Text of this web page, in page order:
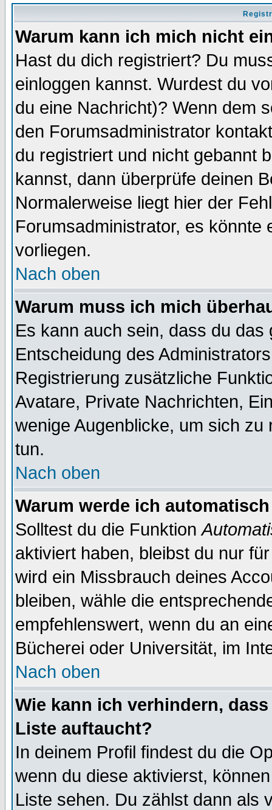
Warum kann ich mich nicht
Hast du dich registriert? Du
einloggen kannst. Wurdest du
du eine Nachricht)? Wenn dem
den Forumsadministrator
du registriert und nicht gebannt
kannst, dann überprüfe deinen
Normalerweise liegt hier der
Forumsadministrator, es könnte
vorliegen.
Nach oben
Warum muss ich mich
Es kann auch sein, dass du
Entscheidung des
Registrierung zusätzliche
Avatare, Private Nachrichten,
wenige Augenblicke, um sich
tun.
Nach oben
Warum werde ich
Solltest du die Funktion
aktiviert haben, bleibst du nur
wird ein Missbrauch deines
bleiben, wähle die
empfehlenswert, wenn du an
Bücherei oder Universität, im
Nach oben
Wie kann ich verhindern,
Liste auftaucht?
In deinem Profil findest du die
wenn du diese aktivierst,
Liste sehen. Du zählst dann als